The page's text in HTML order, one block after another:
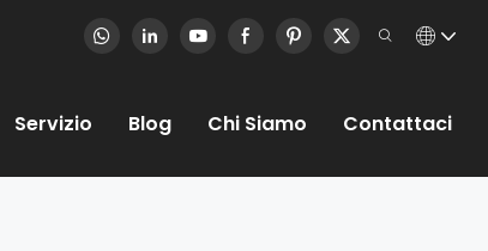
Servizio Blog Chi Siamo Contattaci